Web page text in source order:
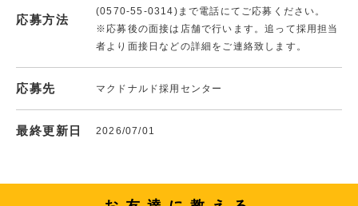
応募方法
(0570-55-0314)まで電話にてご応募ください。
※応募後の面接は店舗で行います。追って採用担当
者より面接日などの詳細をご連絡致します。
応募先 マクドナルド採用センター
最終更新日 2026/07/01